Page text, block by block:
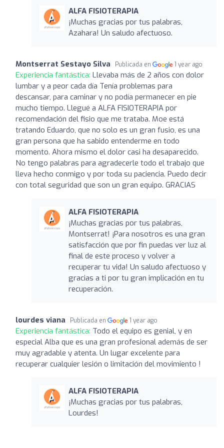
ALFA FISIOTERAPIA
¡Muchas gracias por tus palabras,
Azahara! Un saludo afectuoso.
Montserrat Sestayo Silva Publicada en 1 year ago
Experiencia fantástica: Llevaba más de 2 años con dolor
lumbar y a peor cada día Tenía problemas para
descansar, para caminar y no podía permanecer en pie
mucho tiempo. Llegué a ALFA FISIOTERAPIA por
recomendación del fisio que me trataba. Moe está
tratando Eduardo, que no solo es un gran fusio, es una
gran persona que ha sabido entenderme en todo
momento. Ahora mismo el dolor casi ha desaparecido.
No tengo palabras para agradecerle todo el trabajo que
lleva hecho conmigo y por toda su paciencia. Puedo decir
con total seguridad que son un gran equipo. GRACIAS
ALFA FISIOTERAPIA
¡Muchas gracias por tus palabras,
Montserrat! ¡Para nosotros es una gran
satisfacción que por fin puedas ver luz al
final de este proceso y volver a
recuperar tu vida! Un saludo afectuoso y
gracias a ti por tu gran implicación en tu
recuperación.
lourdes viana Publicada en 1 year ago
Experiencia fantástica: Todo el equipo es genial, y en
especial Alba que es una gran profesional además de ser
muy agradable y atenta. Un lugar excelente para
recuperar cualquier lesión o limitación del movimiento !
ALFA FISIOTERAPIA
¡Muchas gracias por tus palabras,
Lourdes!